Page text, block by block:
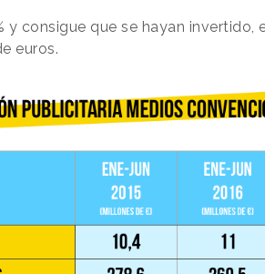
y consigue que se hayan invertido,
euros.